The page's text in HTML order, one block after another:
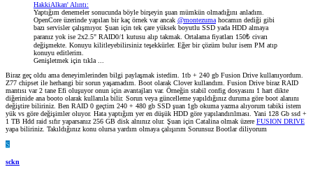
HakkiAlkan' Alıntı:
Yaptığım denemeler sonucunda böyle birşeyin şuan mümkün olmadığını anladım.
OpenCore üzerinde yapılan bir kaç örnek var ancak @montezumahocamın dediği gibi
bazı servisler çalışmıyor. Şuan için tek çare yüksek boyutlu SSD yada HDD almaya
paranız yok ise 2x2.5" RAID0/1 kutusu alıp takmak. Ortalama fiyatları 150₺ civarı
değişmekte. Konuyu kilitleyebilirsiniz teşekkürler. Eğer bir çözüm bulur isem PM atıp
konuyu editlerim.
Genişletmek için tıkla ...
Biraz geç oldu ama deneyimlerinden bilgi paylaşmak istedim. 1tb + 240 gb Fusion Drive kullanıyordum.
Z77 chipset ile herhangi bir sorun yaşamadım. Boot olarak Clover kullandım. Fusion Drive biraz RAID
mantısı var 2 tane Efi oluşuyor onun için avantajları var. Örneğin stabil config dosyasını 1 hart dikte
diğerinide ana booto olarak kullanıla bilir. Sorun veya güncelleme yapıldığınız duruma göre boot alanını
değiştire biliriniz. Ben RAID 0 geçtim 240 + 480 gb SSD şuan 1gb okuma yazma alıyorum tabiki istem
yük vs göre değişimler oluyor. Hata yaptığım yer en düşük HDD göre yapılandırılması. Yani 128 Gb ssd +
1 TB Hdd raid sıfır yaparsanız 256 GB disk alnınız olur. Şuan için Catalina olmak üzere FUSION DRIVE
yapa biliriniz. Takıldığınız konu olursa yardım olmaya çalışırım Sorunsuz Bootlar diliyorum
S
sckn